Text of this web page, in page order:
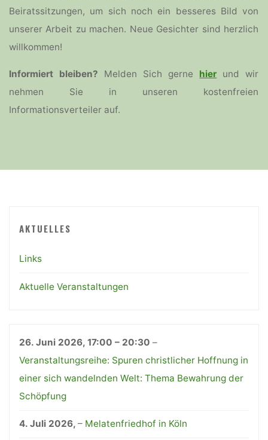
Beiratssitzungen, um sich noch ein besseres Bild von
unserer Arbeit zu machen. Neue Gesichter sind herzlich
willkommen!
Informiert bleiben? Melden Sich gerne hier und wir
nehmen Sie in unseren kostenfreien
Informationsverteiler auf.
AKTUELLES
Links
Aktuelle Veranstaltungen
26. Juni 2026, 17:00 – 20:30 –
Veranstaltungsreihe: Spuren christlicher Hoffnung in
einer sich wandelnden Welt: Thema Bewahrung der
Schöpfung
4. Juli 2026, – Melatenfriedhof in Köln